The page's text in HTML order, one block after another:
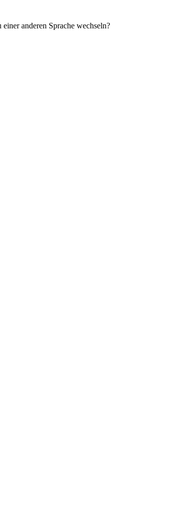
anderen Sprache wechseln?